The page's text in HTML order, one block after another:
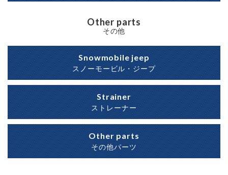
Other parts
その他
Snowmobile jeep
スノーモービル・ジープ
Strainer
ストレーナー
Other parts
その他パーツ